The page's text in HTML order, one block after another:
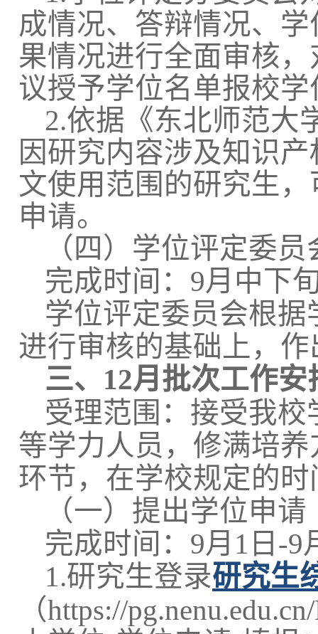
成情况、答辩情况、
果情况进行全面审核
议授予学位名单报校学
2.依据《东北师范大
因研究内容涉及知识
文使用范围的研究生
申请。
（四）学位评定委
完成时间：9月中下
学位评定委员会根
进行审核的基础上，
三、12月批次工作安
受理范围：接受我
等学力人员，修满培
环节，在学校规定的
（一）提出学位申请
完成时间：9月1日-9
1.研究生登录研究生
（https://